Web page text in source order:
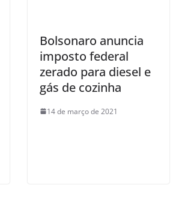
Bolsonaro anuncia
imposto federal
zerado para diesel e
gás de cozinha
14 de março de 2021